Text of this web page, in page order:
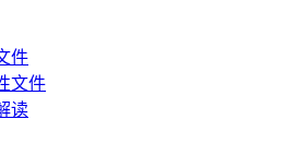
件
文件
读